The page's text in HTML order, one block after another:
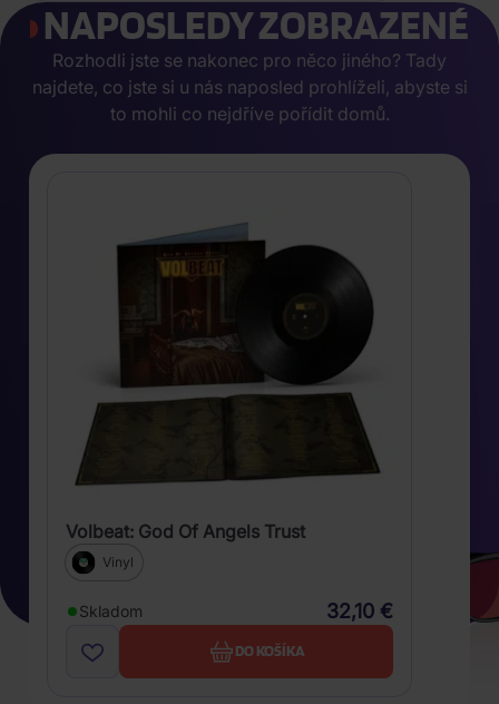
NAPOSLEDY ZOBRAZENÉ
Rozhodli jste se nakonec pro něco jiného? Tady
najdete, co jste si u nás naposled prohlíželi, abyste si
to mohli co nejdříve pořídit domů.
Volbeat: God Of Angels Trust
Vinyl
Skladom 32,10 €
DO KOŠÍKA